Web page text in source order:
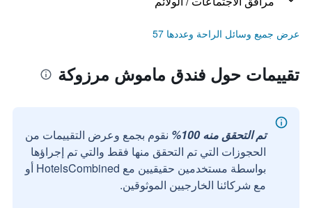
عرض جميع وسائل الراحة وعددها 57
تقييمات حول فندق ماموش مرزوكة
تم التحقق منه 100%
نقوم بجمع وعرض التقييمات من
الحجوزات التي تم التحقق منها فقط والتي تم إجراؤها
بواسطة مستخدمين حقيقيين مع HotelsCombined أو
مع شركائنا الخارجيين الموثوقين.